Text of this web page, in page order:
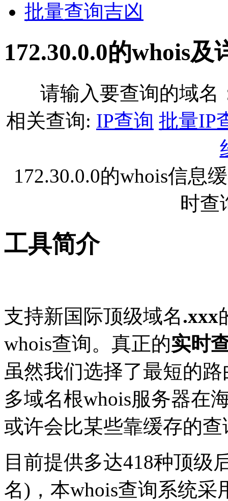
批量查询吉凶
172.30.0.0的whois及
请输入要查询的域名
相关查询: IP查询 批量IP
172.30.0.0的whois信息
时查
工具简介
支持新国际顶级域名.xxx
whois查询。真正的实时
虽然我们选择了最短的
多域名根whois服务器在
或许会比某些靠缓存的
目前提供多达418种顶级
名)，本whois查询系统采